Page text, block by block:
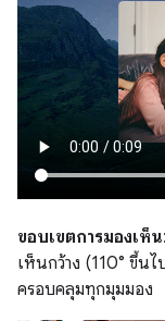
ขอบเขตการมองเห็น
เห็นกว้าง (110° ขึ้น
ครอบคลุมทุกมุมมอง